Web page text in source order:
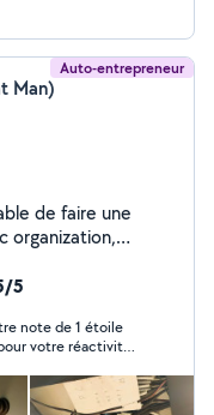
Auto-entrepreneur
Man)
de faire une
organization,
j'ai beaucoup de
permet de aussi
besoins dans
constructions.
5
votre réactivité
ma demande !
que vous n’ayez